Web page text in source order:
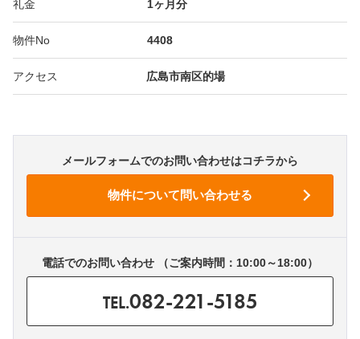
礼金 1ヶ月分
物件No 4408
アクセス 広島市南区的場
メールフォームでのお問い合わせはコチラから
電話でのお問い合わせ （ご案内時間：10:00～18:00）
TEL.082-221-5185